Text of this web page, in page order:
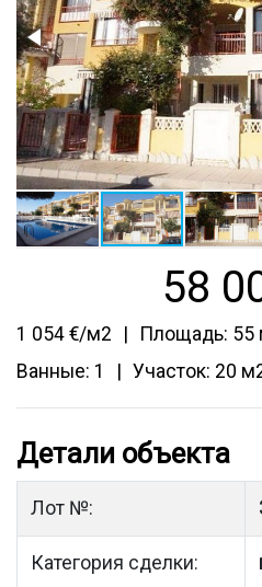
58
1 054 €/м2 Площадь: 55
Ванные: 1
Участок: 20
Детали объекта
Лот №:
Категория сделки: